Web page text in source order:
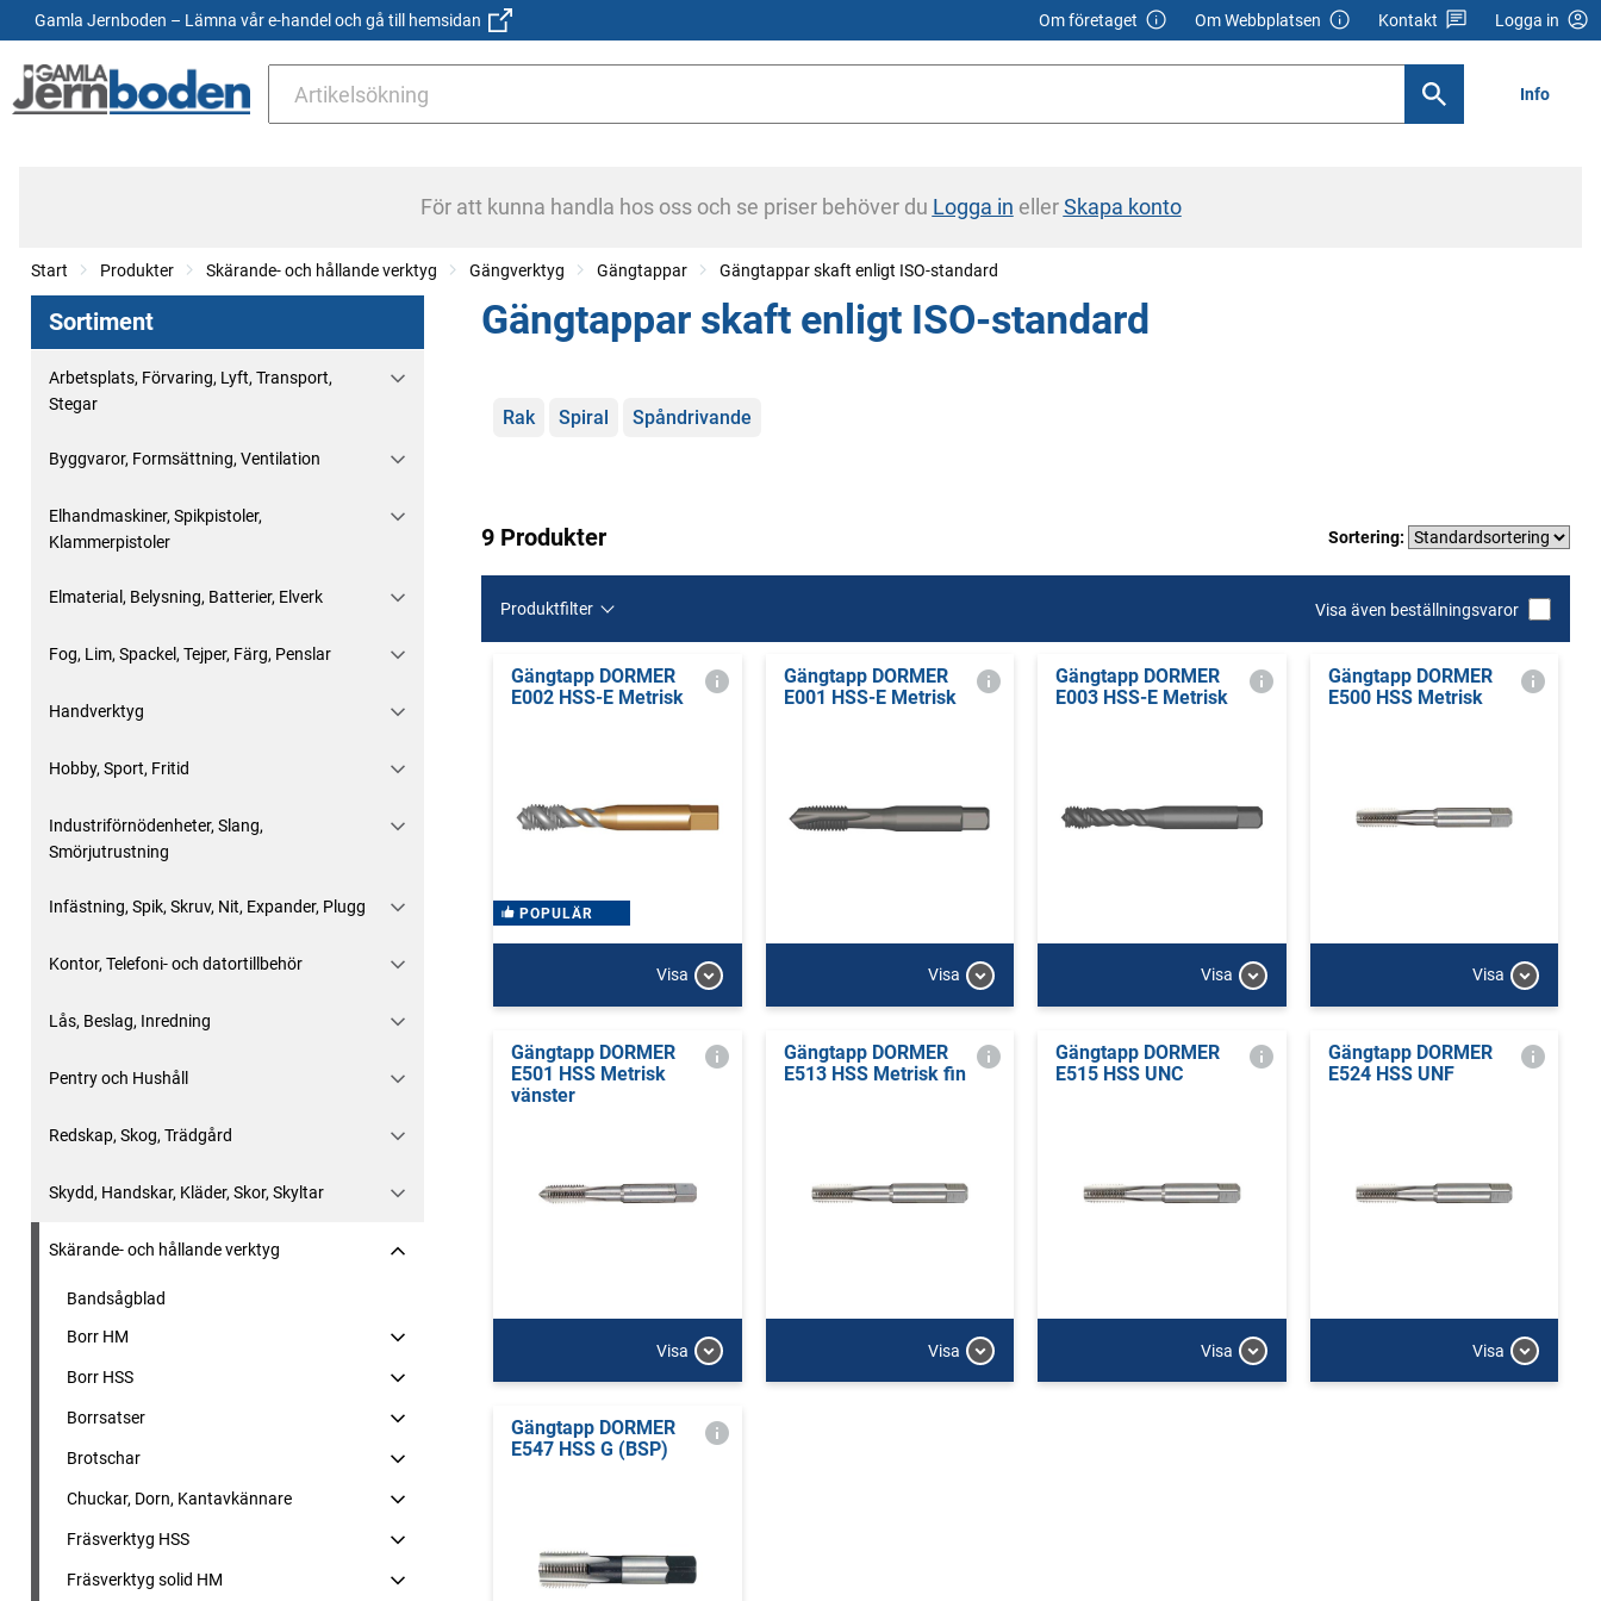
Gamla Jernboden – Lämna vår e-handel och gå till hemsidan Om företaget Om Webbplatsen Kontakt Logga in
Info
För att kunna handla hos oss och se priser behöver du Logga in ellerSkapa konto
Start Produkter Skärande- och hållande verktyg Gängverktyg Gängtappar Gängtappar skaft enligt ISO-standard
Sortiment
Arbetsplats, Förvaring, Lyft, Transport,
Stegar
Byggvaror, Formsättning, Ventilation
Elhandmaskiner, Spikpistoler,
Klammerpistoler
Elmaterial, Belysning, Batterier, Elverk
Fog, Lim, Spackel, Tejper, Färg, Penslar
Handverktyg
Hobby, Sport, Fritid
Industriförnödenheter, Slang,
Smörjutrustning
Infästning, Spik, Skruv, Nit, Expander, Plugg
Kontor, Telefoni- och datortillbehör
Lås, Beslag, Inredning
Pentry och Hushåll
Redskap, Skog, Trädgård
Skydd, Handskar, Kläder, Skor, Skyltar
Skärande- och hållande verktyg
Bandsågblad
Borr HM
Borr HSS
Borrsatser
Brotschar
Chuckar, Dorn, Kantavkännare
Fräsverktyg HSS
Fräsverktyg solid HM
Gängtappar skaft enligt ISO-standard
Kategorier
Rak Spiral Spåndrivande
9 Produkter Sortering:
Produktfilter Visa även beställningsvaror
Gängtapp DORMER
E002 HSS-E Metrisk
POPULÄR
Visa
Gängtapp DORMER
E001 HSS-E Metrisk
Visa
Gängtapp DORMER
E003 HSS-E Metrisk
Visa
Gängtapp DORMER
E500 HSS Metrisk
Visa
Gängtapp DORMER
E501 HSS Metrisk
vänster
Visa
Gängtapp DORMER
E513 HSS Metrisk fin
Visa
Gängtapp DORMER
E515 HSS UNC
Visa
Gängtapp DORMER
E524 HSS UNF
Visa
Gängtapp DORMER
E547 HSS G (BSP)